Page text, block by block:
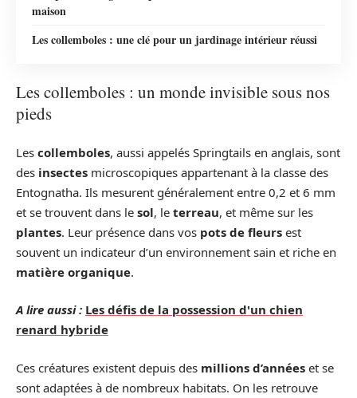
maison
Les collemboles : une clé pour un jardinage intérieur réussi
Les collemboles : un monde invisible sous nos
pieds
Les collemboles, aussi appelés Springtails en anglais, sont
des insectes microscopiques appartenant à la classe des
Entognatha. Ils mesurent généralement entre 0,2 et 6 mm
et se trouvent dans le sol, le terreau, et même sur les
plantes. Leur présence dans vos pots de fleurs est
souvent un indicateur d’un environnement sain et riche en
matière organique.
A lire aussi : Les défis de la possession d'un chien
renard hybride
Ces créatures existent depuis des millions d’années et se
sont adaptées à de nombreux habitats. On les retrouve